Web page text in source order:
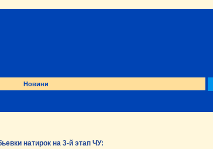
Новини
натирок на 3-й этап ЧУ: